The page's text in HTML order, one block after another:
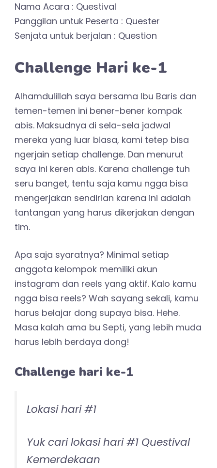
Nama Acara : Questival
Panggilan untuk Peserta : Quester
Senjata untuk berjalan : Question
Challenge Hari ke-1
Alhamdulillah saya bersama Ibu Baris dan
temen-temen ini bener-bener kompak
abis. Maksudnya di sela-sela jadwal
mereka yang luar biasa, kami tetep bisa
ngerjain setiap challenge. Dan menurut
saya ini keren abis. Karena challenge tuh
seru banget, tentu saja kamu ngga bisa
mengerjakan sendirian karena ini adalah
tantangan yang harus dikerjakan dengan
tim.
Apa saja syaratnya? Minimal setiap
anggota kelompok memiliki akun
instagram dan reels yang aktif. Kalo kamu
ngga bisa reels? Wah sayang sekali, kamu
harus belajar dong supaya bisa. Hehe.
Masa kalah ama bu Septi, yang lebih muda
harus lebih berdaya dong!
Challenge hari ke-1
Lokasi hari #1
Yuk cari lokasi hari #1 Questival
Kemerdekaan